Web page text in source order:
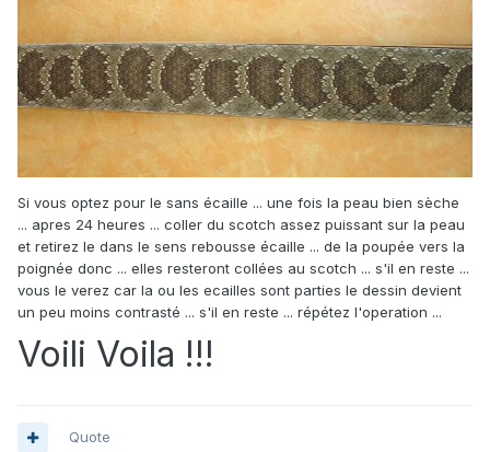
Si vous optez pour le sans écaille ... une fois la peau bien sèche
... apres 24 heures ... coller du scotch assez puissant sur la peau
et retirez le dans le sens rebousse écaille ... de la poupée vers la
poignée donc ... elles resteront collées au scotch ... s'il en reste ...
vous le verez car la ou les ecailles sont parties le dessin devient
un peu moins contrasté ... s'il en reste ... répétez l'operation ...
Voili Voila !!!
Quote